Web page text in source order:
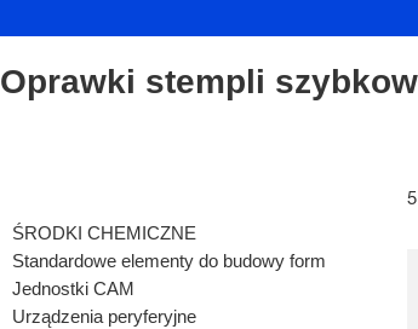
Oprawki stempli
ŚRODKI CHEMICZNE
Standardowe elementy do budowy form
Jednostki CAM
Urządzenia peryferyjne